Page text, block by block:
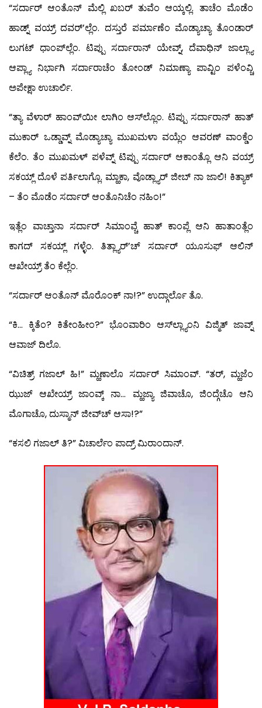
“ಸರ್ದಾರ್ ಆಂತೊನ್ ಮೆಲ್ಲಿ ಖಬರ್ ತುವೆಂ ಆಯ್ಕಲ್ಲಿ. ತಾಚೆಂ ಮೊಡೆಂ
ಹಾಡ್ನ್ ವಯ್ರ್ ದವರ್’ಲ್ಲೆಂ. ದಸ್ತುರೆ ಪರ್ಮಾಣೆಂ ಮೊಡ್ಯಾಚ್ಯಾ ತೊಂಡಾರ್
ಲುಗಟ್ ಧಾಂಪ್‍ಲ್ಲೆಂ. ಟಿಪ್ಪು ಸರ್ದಾರಾನ್ ಯೇವ್ನ್, ದೆವಾಧಿನ್ ಜಾಲ್ಲ್ಯಾ
ಆಪ್ಲ್ಯಾ ನಿರ್ಭಾಗಿ ಸರ್ದಾರಾಚೆಂ ತೋಂಡ್ ನಿಮಾಣ್ಯಾ ಪಾವ್ಟಿಂ ಪಳೆಂವ್ಚಿ
ಅಪೇಕ್ಷಾ ಉಚಾರ್ಲಿ.
“ತ್ಯಾ ವೆಳಾರ್ ಹಾಂವ್‍ಯೀ ಲಾಗಿಂ ಆಸ್‍ಲ್ಲೊಂ. ಟಿಪ್ಪು ಸರ್ದಾರಾನ್ ಹಾತ್
ಮುಕಾರ್ ಒಡ್ಡಾವ್ನ್ ಮೊಡ್ಯಾಚ್ಯಾ ಮುಖಮಳಾ ವಯ್ಲೆಂ ಆವರಣ್ ವಾಂಕ್ಡೆಂ
ಕೆಲೆಂ. ತೆಂ ಮುಖಮಳ್ ಪಳೆವ್ನ್ ಟಿಪ್ಪು ಸರ್ದಾರ್ ಆಕಾಂತ್ಲೊ ಆನಿ ವಯ್ರ್
ಸಕಯ್ಲ್ ದೊಳೆ ಪರ್ತಿಲಾಗ್ಲೊ. ಮ್ಹಾಕಾ, ವೊಡ್ಲ್ಯಾರ್ ಜೀಬ್ ನಾ ಜಾಲಿ! ಕಿತ್ಯಾಕ್
– ತೆಂ ಮೊಡೆಂ ಸರ್ದಾರ್ ಆಂತೊನಿಚೆಂ ನಹಿಂ!”
ಇತ್ಲೆಂ ವಾಚ್ತಾನಾ ಸರ್ದಾರ್ ಸಿಮಾಂವ್ಚೆ ಹಾತ್ ಕಾಂಪ್ಲೆ ಆನಿ ಹಾತಾಂತ್ಲೆಂ
ಕಾಗದ್ ಸಕಯ್ಲ್ ಗಳ್ಳೆಂ. ತಿತ್ಲ್ಯಾರ್’ಚ್ ಸರ್ದಾರ್ ಯೂಸುಫ್ ಆಲಿನ್
ಆಖೇಯ್ರ್ ತೆಂ ಕೆಲ್ಲೆಂ.
“ಸರ್ದಾರ್ ಆಂತೊನ್ ಮೊರೊಂಕ್ ನಾ!?” ಉದ್ಗಾರ್ಲೊ ತೊ.
“ಕಿ… ಕ್ಕಿತೆಂ? ಕಿತೇಂಹೀಂ?” ಭೊಂವಾರಿಂ ಆಸ್‍ಲ್ಲ್ಯಾಂನಿ ವಿಜ್ಮಿತ್ ಜಾವ್ನ್
ಆವಾಜ್ ದಿಲೊ.
“ವಿಚಿತ್ರ್ ಗಜಾಲ್ ಹಿ!” ಮ್ಹಣಾಲೊ ಸರ್ದಾರ್ ಸಿಮಾಂವ್. “ತರ್, ಮ್ಹಜೆಂ
ಝುಜ್ ಆಖೇಯ್ರ್ ಜಾಂವ್ಕ್ ನಾ… ಮ್ಹಜ್ಯಾ ಜಿವಾಚೊ, ಜಿಂದ್ಗೆಚೊ ಆನಿ
ಮೊಗಾಚೊ, ದುಸ್ಮಾನ್ ಜೀವ್‍ಚ್ ಆಸಾ!?”
“ಕಸಲಿ ಗಜಾಲ್ ತಿ?” ವಿಚಾರ್ಲೆಂ ಪಾದ್ರ್ ಮಿರಾಂದಾನ್.